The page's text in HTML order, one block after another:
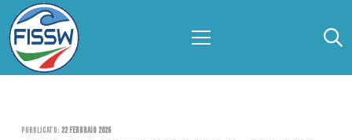
Pubblicato: 22 Febbraio 2026